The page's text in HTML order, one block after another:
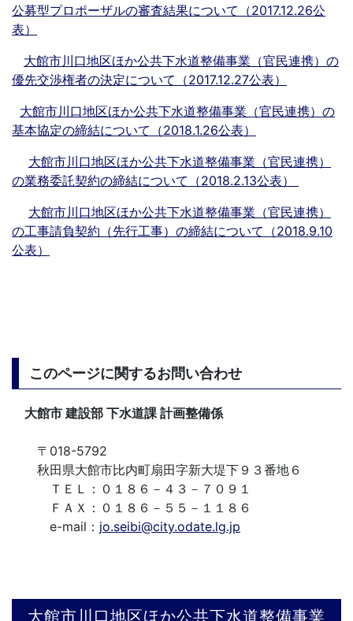
公募型プロポーザルの審査結果について（2017.12.26公
表）
大館市川口地区ほか公共下水道整備事業（官民連携）の
優先交渉権者の決定について（2017.12.27公表）
大館市川口地区ほか公共下水道整備事業（官民連携）の
基本協定の締結について（2018.1.26公表）
大館市川口地区ほか公共下水道整備事業（官民連携）
の業務委託契約の締結について（2018.2.13公表）
大館市川口地区ほか公共下水道整備事業（官民連携）
の工事請負契約（先行工事）の締結について（2018.9.10
公表）
このページに関するお問い合わせ
大館市 建設部 下水道課 計画整備係
〒018-5792
秋田県大館市比内町扇田字新大堤下９３番地６
ＴＥＬ：０１８６－４３－７０９１
ＦＡＸ：０１８６－５５－１１８６
e-mail： jo.seibi@city.odate.lg.jp
大館市川口地区ほか公共下水道整備事業